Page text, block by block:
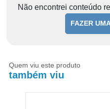
Não encontrei conteúdo
FAZER
Quem viu este produto
também viu